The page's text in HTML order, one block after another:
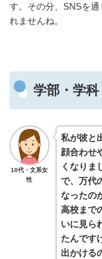
す。その分、SNSを
れませんね。
学部・学科
10代・文系女
性
私が彼と
顔合わせ
くなりま
で、万代
なったの
高校まで
いに見ら
たんです
出かける